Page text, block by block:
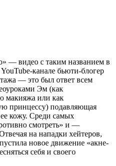
— видео с таким названием в
канале бьюти-блогер
— это был ответ всем
Эм (как
макияжа или как
принцессу) подавляющая
кожу. Среди самых
смотреть» и —
на нападки хейтеров,
новое движение «акне-
себя и своего